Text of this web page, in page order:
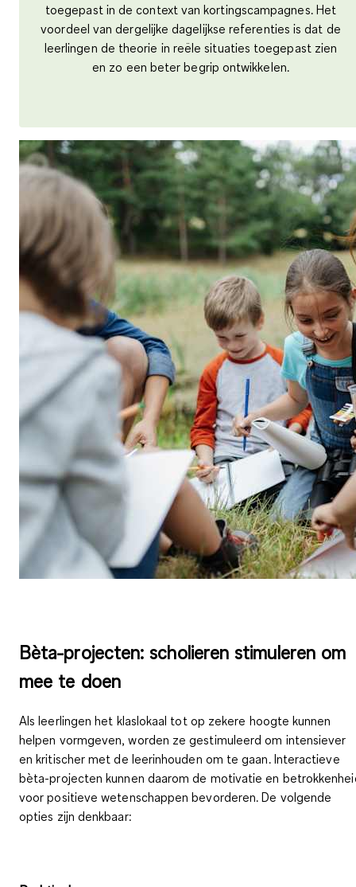
toegepast in de context van kortingscampagnes. Het
voordeel van dergelijke dagelijkse referenties is dat de
leerlingen de theorie in reële situaties toegepast zien
en zo een beter begrip ontwikkelen.
Bèta-projecten: scholieren stimuleren om
mee te doen
Als leerlingen het klaslokaal tot op zekere hoogte kunnen
helpen vormgeven, worden ze gestimuleerd om intensiever
en kritischer met de leerinhouden om te gaan. Interactieve
bèta-projecten kunnen daarom de motivatie en
voor positieve wetenschappen bevorderen. De volgende
opties zijn denkbaar: